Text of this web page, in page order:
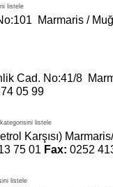
listele
Marmaris /
Cad. No:41/8
05 99
listele
Karşısı)
75 01 Fax: 0252
listele